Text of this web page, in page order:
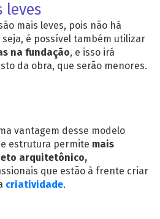
leves
mais leves, pois não há
seja, é possível também utilizar
na fundação, e isso irá
da obra, que serão menores.
vantagem desse modelo
estrutura permite mais
arquitetônico,
que estão à frente criar
criatividade.